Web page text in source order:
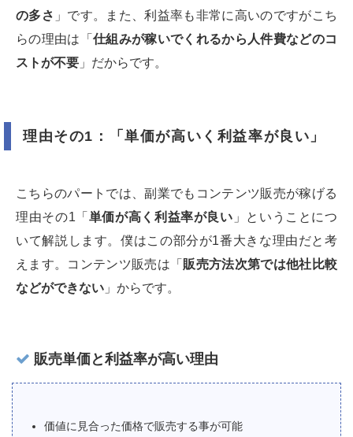
の多さ 」です。また、利益率も非常に高いのですがこち
らの理由は「 仕組みが稼いでくれるから人件費などのコ
ストが不要 」だからです。
理由その1：「単価が高いく利益率が良い」
こちらのパートでは、副業でもコンテンツ販売が稼げる
理由その1「 単価が高く利益率が良い 」ということにつ
いて解説します。僕はこの部分が1番大きな理由だと考
えます。コンテンツ販売は「 販売方法次第では他社比較
などができない 」からです。
販売単価と利益率が高い理由
価値に見合った価格で販売する事が可能